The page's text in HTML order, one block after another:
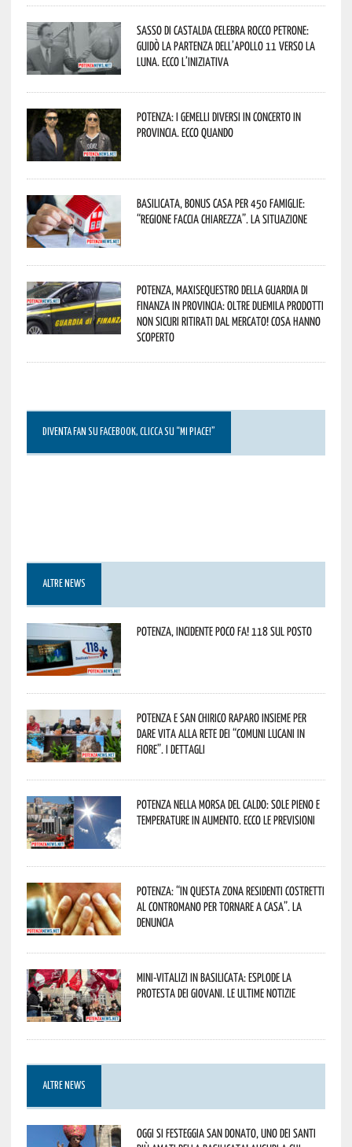
Sasso di Castalda celebra Rocco Petrone:
guidò la partenza dell’Apollo 11 verso la
Luna. Ecco l’iniziativa
Potenza: i Gemelli DiVersi in concerto in
provincia. Ecco quando
Basilicata, Bonus casa per 450 famiglie:
“Regione faccia chiarezza”. La situazione
Potenza, maxisequestro della Guardia di
Finanza in provincia: oltre duemila prodotti
non sicuri ritirati dal mercato! Cosa hanno
scoperto
DIVENTA FAN SU FACEBOOK, CLICCA SU “MI PIACE!”
ALTRE NEWS
Potenza, incidente poco fa! 118 sul posto
Potenza e San Chirico Raparo insieme per
dare vita alla rete dei “Comuni Lucani in
Fiore”. I dettagli
Potenza nella morsa del caldo: sole pieno e
temperature in aumento. Ecco le previsioni
Potenza: “In questa zona residenti costretti
al contromano per tornare a casa”. La
denuncia
Mini-vitalizi in Basilicata: esplode la
protesta dei giovani. Le ultime notizie
ALTRE NEWS
Oggi si festeggia San Donato, uno dei Santi